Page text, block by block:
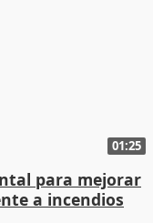
01:25
para mejorar
a incendios